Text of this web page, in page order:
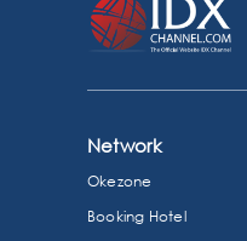
Network
Okezone
Booking Hotel